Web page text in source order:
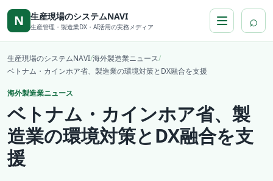
本文へ移動
N 生産現場のシステムNAVI
生産管理・製造業DX・AI活用の実務メディア ⌕
生産現場のシステムNAVI/海外製造業ニュース/
ベトナム・カインホア省、製造業の環境対策とDX融合を支援
海外製造業ニュース
ベトナム・カインホア省、製
造業の環境対策とDX融合を支
援